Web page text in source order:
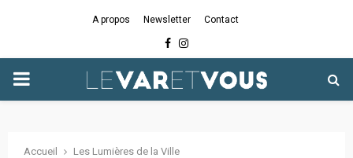
A propos Newsletter Contact
Facebook
Instagram
PRIMARY
Accueil Les Lumières de la Ville